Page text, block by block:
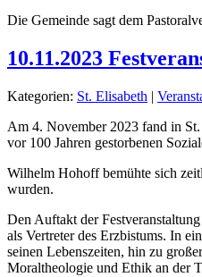
Die Gemeinde sagt dem
10.11.2023
Kategorien: St. Elisabeth |
Am 4. November 2023 fand in
vor 100 Jahren gestorbenen
Wilhelm Hohoff bemühte sich
wurden.
Den Auftakt der
als Vertreter des Erzbistums. In
seinen Lebenszeiten, hin zu
Moraltheologie und Ethik an der